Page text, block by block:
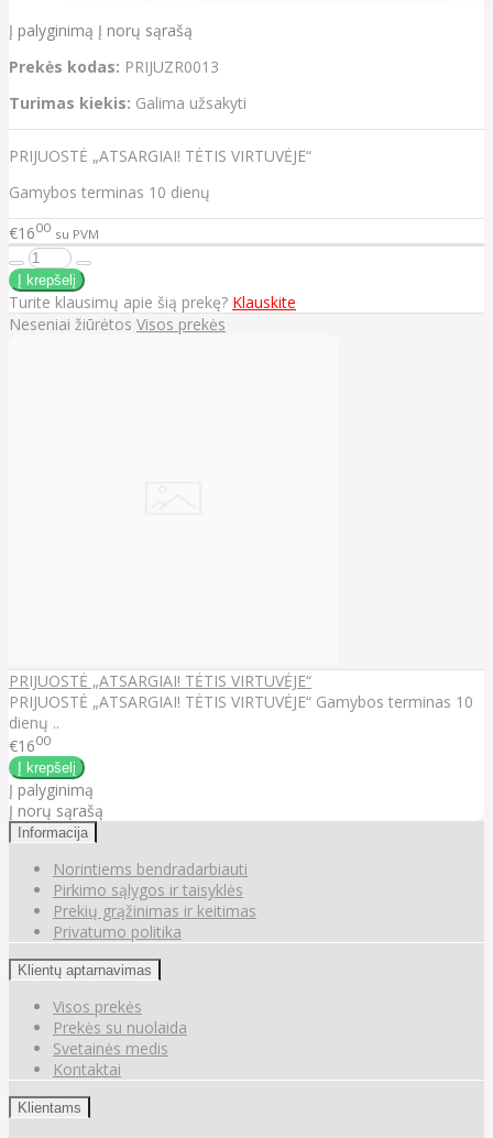
Į palyginimą Į norų sąrašą
Prekės kodas: PRIJUZR0013
Turimas kiekis: Galima užsakyti
PRIJUOSTĖ „ATSARGIAI! TĖTIS VIRTUVĖJE“
Gamybos terminas 10 dienų
€1600 su PVM
Turite klausimų apie šią prekę? Klauskite
Neseniai žiūrėtos Visos prekės
PRIJUOSTĖ „ATSARGIAI! TĖTIS VIRTUVĖJE“
PRIJUOSTĖ „ATSARGIAI! TĖTIS VIRTUVĖJE“ Gamybos terminas 10
dienų ..
€1600
Į palyginimą
Į norų sąrašą
Informacija
Norintiems bendradarbiauti
Pirkimo sąlygos ir taisyklės
Prekių grąžinimas ir keitimas
Privatumo politika
Klientų aptarnavimas
Visos prekės
Prekės su nuolaida
Svetainės medis
Kontaktai
Klientams